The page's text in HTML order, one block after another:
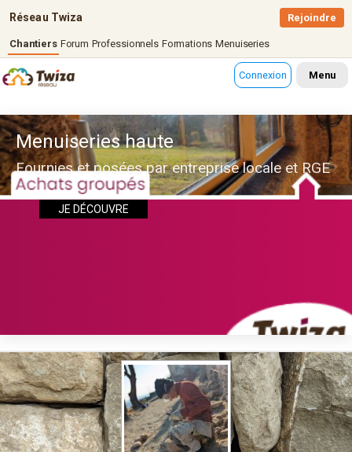
Réseau Twiza
Chantiers Forum Professionnels Formations Menuiseries
Rejoindre
Connexion Menu
Menuiseries haute
Fournies et posées par entreprise locale et RGE
JE DÉCOUVRE